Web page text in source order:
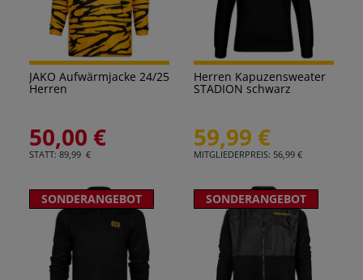
JAKO Aufwärmjacke 24/25
Herren
50,00 €
STATT: 89,99 €
Herren Kapuzensweater
STADION schwarz
59,99 €
MITGLIEDERPREIS: 56,99 €
SONDERANGEBOT SONDERANGEBOT